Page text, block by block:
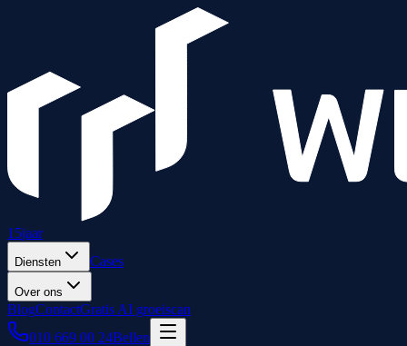
15jaar
Diensten Cases
Over ons
BlogContactGratis AI groeiscan
010 669 00 24Bellen